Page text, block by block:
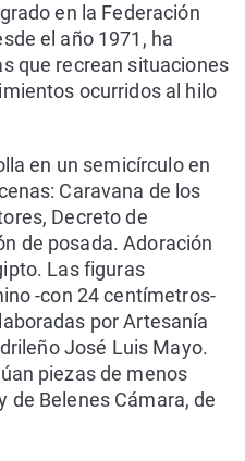
en la Federación
el año 1971, ha
que recrean situaciones
ocurridos al hilo
en un semicírculo en
Caravana de los
Decreto de
de posada. Adoración
Las figuras
-con 24 centímetros-
por Artesanía
José Luis Mayo.
piezas de menos
de Belenes Cámara, de